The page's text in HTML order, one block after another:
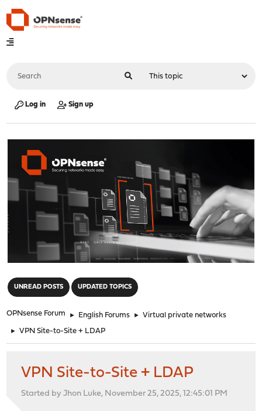
Log in Sign up
UNREAD POSTS UPDATED TOPICS
OPNsense Forum ► English Forums ► Virtual private networks
► VPN Site-to-Site + LDAP
VPN Site-to-Site + LDAP
Started by Jhon Luke, November 25, 2025, 12:45:01 PM